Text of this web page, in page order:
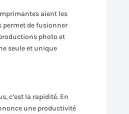
aient les
permet de fusionner
photo et
seule et unique
c’est la rapidité. En
une productivité